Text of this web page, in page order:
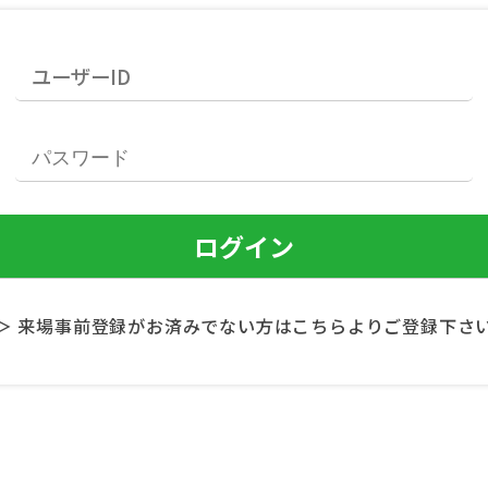
来場事前登録がお済みでない方はこちらよりご登録下さ